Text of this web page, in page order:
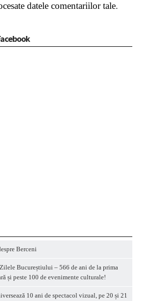
datele comentariilor tale.
Berceni
Bucureștiului – 566 de ani de la prima
și peste 100 de evenimente culturale!
10 ani de spectacol vizual, pe 20 și 21